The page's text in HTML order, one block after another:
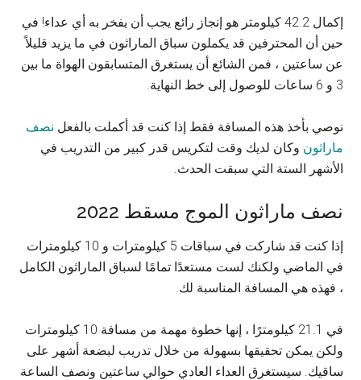
إكمال 42.2 كيلومتر هو إنجاز رائع يجب أن يفخر به أي عداء! في
حين أن المحترفين قد يكملون سباق الماراثون في ما يزيد قليلاً
عن ساعتين ، فمن الشائع أن يستغرق المتسابقون الهواة ما بين
3 و 6 ساعات للوصول إلى خط النهاية.
نوصي بأخذ هذه المسافة فقط إذا كنت قد أكملت بالفعل نصف
ماراثون وكان لديك وقت لتكريس قدر كبير من التدريب في
الأشهر الستة التي سبقت الحدث.
نصف ماراثون الموج مسقط 2022
إذا كنت قد شاركت في سباقات 5 كيلومترات و 10 كيلومترات
في الماضي ولكنك لست مستعدًا تمامًا لسباق الماراثون الكامل
، فهذه هي المسافة المناسبة لك.
في 21.1 كيلومترًا ، إنها خطوة مهمة من مسافة 10 كيلومترات
ولكن يمكن تحقيقها بسهولة من خلال تدريب لبضعة أشهر على
ساقيك. سيستغرق العداء العادي حوالي ساعتين ونصف الساعة